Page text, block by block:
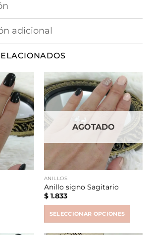
adicional
AGOTADO
ANILLOS
Anillo signo Sagitario
$1.833
SELECCIONAR OPCIONES